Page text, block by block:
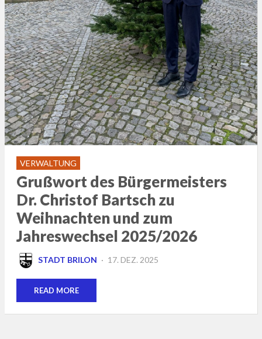
VERWALTUNG
Grußwort des Bürgermeisters
Dr. Christof Bartsch zu
Weihnachten und zum
Jahreswechsel 2025/2026
STADT BRILON
POSTED
17. DEZ. 2025
READ MORE